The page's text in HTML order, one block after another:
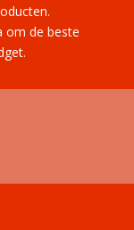
om de beste